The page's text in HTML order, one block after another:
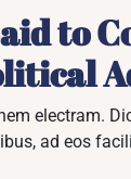
to
electram.
ad eos